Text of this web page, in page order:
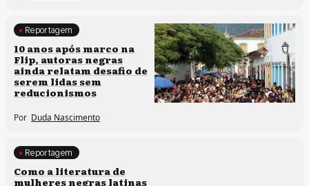
Processos artísticos
Reportagem
10 anos após marco na
Flip, autoras negras
ainda relatam desafio de
serem lidas sem
reducionismos
Por Duda Nascimento
Direitos humanos
Reportagem
Como a literatura de
mulheres negras latinas